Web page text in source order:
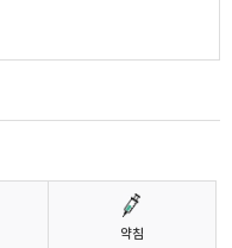
약침